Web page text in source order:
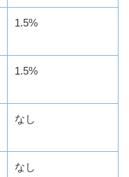
1.5%
1.5%
なし
なし